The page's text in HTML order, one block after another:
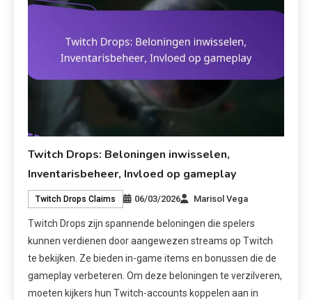
Twitch Drops: Beloningen inwisselen,
Inventarisbeheer, Invloed op gameplay
Twitch Drops Claims 06/03/2026 Marisol Vega
Twitch Drops zijn spannende beloningen die spelers
kunnen verdienen door aangewezen streams op Twitch
te bekijken. Ze bieden in-game items en bonussen die de
gameplay verbeteren. Om deze beloningen te verzilveren,
moeten kijkers hun Twitch-accounts koppelen aan in